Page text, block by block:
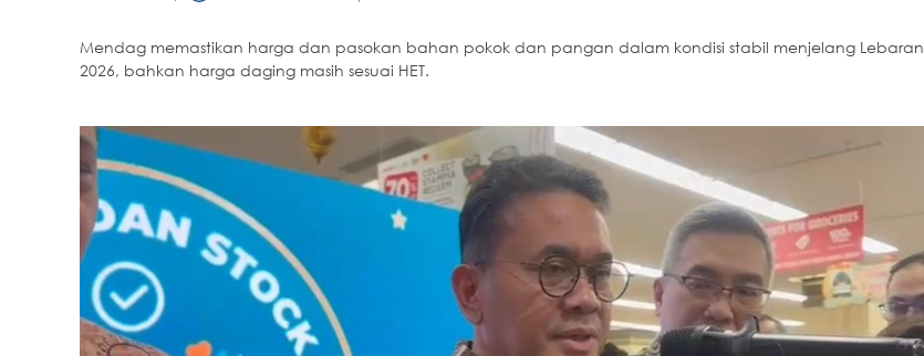
Mendag memastikan harga dan pasokan bahan pokok dan pangan dalam kondisi stabil menjelang Lebaran
2026, bahkan harga daging masih sesuai HET.